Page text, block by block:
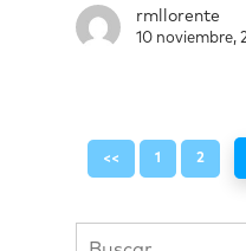
rmllorente
10 noviembre,
<< 1 2